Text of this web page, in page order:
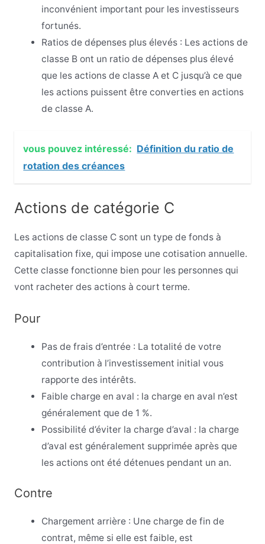
inconvénient important pour les investisseurs
fortunés.
Ratios de dépenses plus élevés : Les actions de
classe B ont un ratio de dépenses plus élevé
que les actions de classe A et C jusqu’à ce que
les actions puissent être converties en actions
de classe A.
vous pouvez intéressé: Définition du ratio de
rotation des créances
Actions de catégorie C
Les actions de classe C sont un type de fonds à
capitalisation fixe, qui impose une cotisation annuelle.
Cette classe fonctionne bien pour les personnes qui
vont racheter des actions à court terme.
Pour
Pas de frais d’entrée : La totalité de votre
contribution à l’investissement initial vous
rapporte des intérêts.
Faible charge en aval : la charge en aval n’est
généralement que de 1 %.
Possibilité d’éviter la charge d’aval : la charge
d’aval est généralement supprimée après que
les actions ont été détenues pendant un an.
Contre
Chargement arrière : Une charge de fin de
contrat, même si elle est faible, est